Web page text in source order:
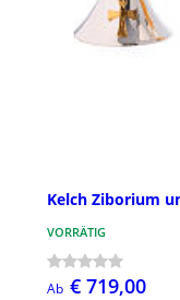
Kelch Ziborium
VORRÄTIG
Ab € 719,00